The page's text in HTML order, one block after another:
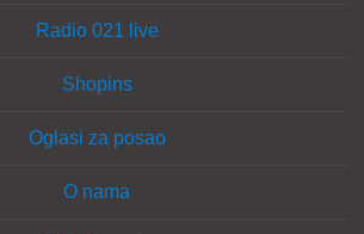
Radio 021 live
Shopins
Oglasi za posao
O nama